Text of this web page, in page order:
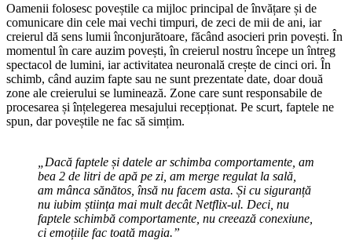
Oamenii folosesc poveștile ca mijloc principal de învățare și de
comunicare din cele mai vechi timpuri, de zeci de mii de ani, iar
creierul dă sens lumii înconjurătoare, făcând asocieri prin povești. În
momentul în care auzim povești, în creierul nostru începe un întreg
spectacol de lumini, iar activitatea neuronală crește de cinci ori. În
schimb, când auzim fapte sau ne sunt prezentate date, doar două
zone ale creierului se luminează. Zone care sunt responsabile de
procesarea și înțelegerea mesajului recepționat. Pe scurt, faptele ne
spun, dar poveștile ne fac să simțim.
Dacă faptele și datele ar schimba comportamente, am
bea 2 de litri de apă pe zi, am merge regulat la sală,
am mânca sănătos, însă nu facem asta. Și cu siguranță
nu iubim știința mai mult decât Netflix-ul. Deci, nu
faptele schimbă comportamente, nu creează conexiune,
ci emoțiile fac toată magia.”